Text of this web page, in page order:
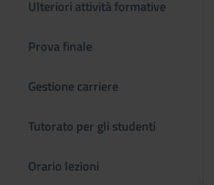
Ulteriori attività formative
Prova finale
Gestione carriere
Tutorato per gli studenti
Orario lezioni